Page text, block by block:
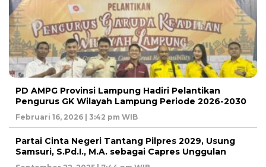
PD AMPG Provinsi Lampung Hadiri Pelantikan
Pengurus GK Wilayah Lampung Periode 2026-2030
Februari 16, 2026 | 3:42 pm WIB
Partai Cinta Negeri Tantang Pilpres 2029, Usung
Samsuri, S.Pd.I., M.A. sebagai Capres Unggulan